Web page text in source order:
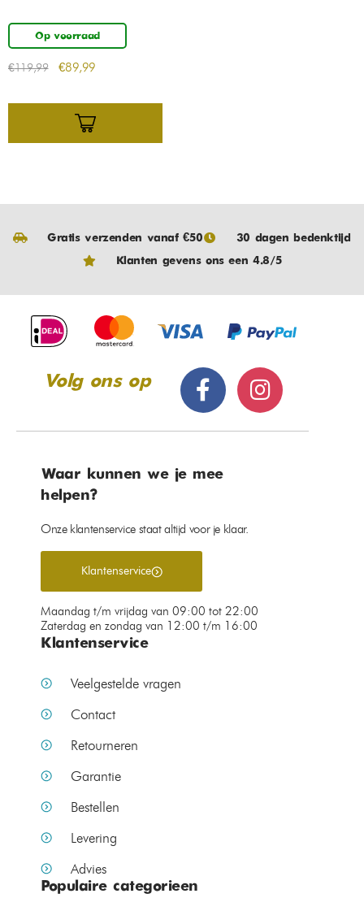
Op voorraad
€119,99 €89,99
Gratis verzenden vanaf €50
30 dagen bedenktijd
Klanten gevens ons een 4.8/5
Volg ons op
Waar kunnen we je mee
helpen?
Onze klantenservice staat altijd voor je klaar.
Klantenservice
Maandag t/m vrijdag van 09:00 tot 22:00
Zaterdag en zondag van 12:00 t/m 16:00
Klantenservice
Veelgestelde vragen
Contact
Retourneren
Garantie
Bestellen
Levering
Advies
Populaire categorieen